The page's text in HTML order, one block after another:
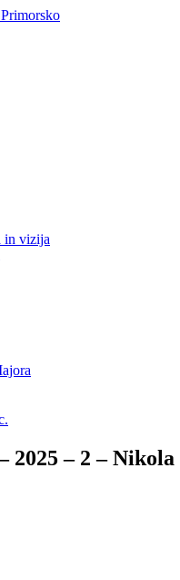
in vizija
2025 – 2 –